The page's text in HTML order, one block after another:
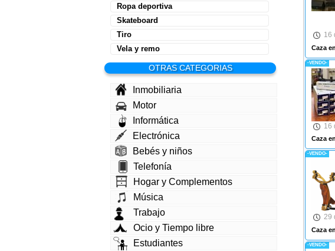
Ropa deportiva
Skateboard
Tiro
Vela y remo
OTRAS CATEGORIAS
Inmobiliaria
Motor
Informática
Electrónica
Bebés y niños
Telefonía
Hogar y Complementos
Música
Trabajo
Ocio y Tiempo libre
Estudiantes
16
Caza
-VENDO-
16
Caza
-VENDO-
29
Caza
-VENDO-